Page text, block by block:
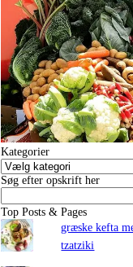
Kategorier
Kategorier
Søg efter opskrift her
Top Posts & Pages
græske kefta
tzatziki